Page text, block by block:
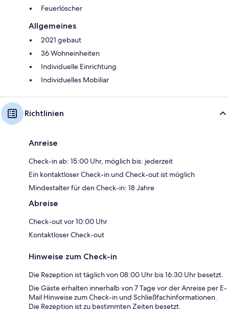
Feuerlöscher
Allgemeines
2021 gebaut
36 Wohneinheiten
Individuelle Einrichtung
Individuelles Mobiliar
Richtlinien
Anreise
Check-in ab: 15:00 Uhr, möglich bis: jederzeit
Ein kontaktloser Check-in und Check-out ist möglich
Mindestalter für den Check-in: 18 Jahre
Abreise
Check-out vor 10:00 Uhr
Kontaktloser Check-out
Hinweise zum Check-in
Die Rezeption ist täglich von 08:00 Uhr bis 16:30 Uhr besetzt.
Die Gäste erhalten innerhalb von 7 Tage vor der Anreise per E-
Mail Hinweise zum Check-in und Schließfachinformationen.
Die Rezeption ist zu bestimmten Zeiten besetzt.